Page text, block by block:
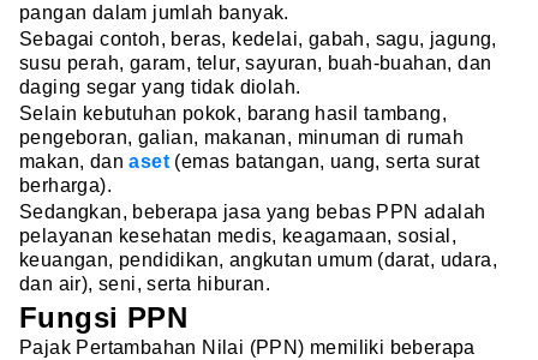
pangan dalam jumlah banyak.
Sebagai contoh, beras, kedelai, gabah, sagu, jagung,
susu perah, garam, telur, sayuran, buah-buahan, dan
daging segar yang tidak diolah.
Selain kebutuhan pokok, barang hasil tambang,
pengeboran, galian, makanan, minuman di rumah
makan, danaset (emas batangan, uang, serta surat
berharga).
Sedangkan, beberapa jasa yang bebas PPN adalah
pelayanan kesehatan medis, keagamaan, sosial,
keuangan, pendidikan, angkutan umum (darat, udara,
dan air), seni, serta hiburan.
Fungsi PPN
Pajak Pertambahan Nilai (PPN) memiliki beberapa